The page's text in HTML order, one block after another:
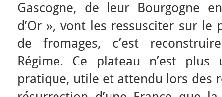
Gascogne, de leur Bourgogne
d’Or », vont les ressusciter sur le
de fromages, c’est
Régime. Ce plateau n’est
pratique, utile et attendu lors des